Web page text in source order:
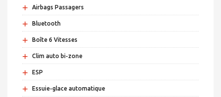
+ Airbags Passagers
+ Bluetooth
+ Boîte 6 Vitesses
+ Clim auto bi-zone
+ ESP
+ Essuie-glace automatique